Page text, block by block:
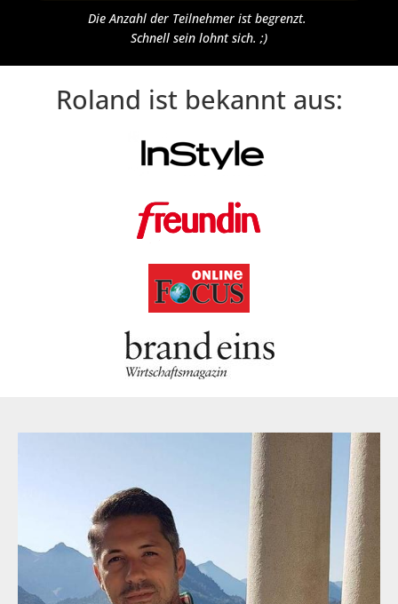
Die Anzahl der Teilnehmer ist begrenzt.
Schnell sein lohnt sich. ;)
Roland ist bekannt aus: